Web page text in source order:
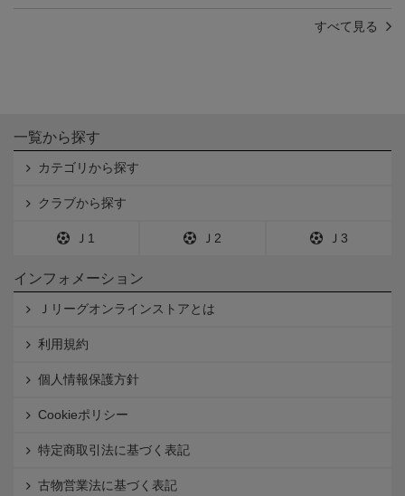
すべて見る
一覧から探す
カテゴリから探す
クラブから探す
Ｊ1 Ｊ2 Ｊ3
インフォメーション
Ｊリーグオンラインストアとは
利用規約
個人情報保護方針
Cookieポリシー
特定商取引法に基づく表記
古物営業法に基づく表記